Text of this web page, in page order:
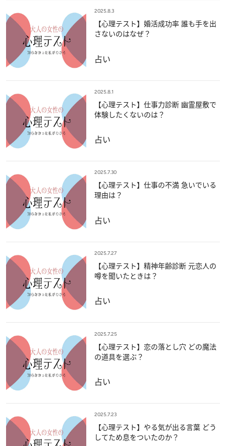
2025.8.3
【心理テスト】婚活成功率 誰も手を出
さないのはなぜ？
占い
2025.8.1
【心理テスト】仕事力診断 幽霊屋敷で
体験したくないのは？
占い
2025.7.30
【心理テスト】仕事の不満 急いでいる
理由は？
占い
2025.7.27
【心理テスト】精神年齢診断 元恋人の
噂を聞いたときは？
占い
2025.7.25
【心理テスト】恋の落とし穴 どの魔法
の道具を選ぶ？
占い
2025.7.23
【心理テスト】やる気が出る言葉 どう
してため息をついたのか？